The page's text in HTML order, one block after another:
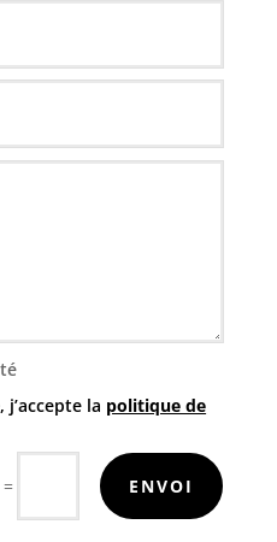
la politique de
= ENVOI